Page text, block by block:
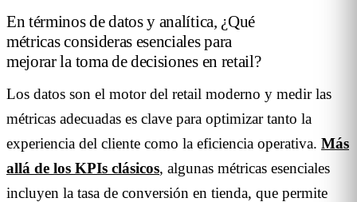
En términos de datos y analítica, ¿Qué
métricas consideras esenciales para
mejorar la toma de decisiones en retail?
Los datos son el motor del retail moderno y medir las
métricas adecuadas es clave para optimizar tanto la
experiencia del cliente como la eficiencia operativa. Más
allá de los KPIs clásicos, algunas métricas esenciales
incluyen la tasa de conversión en tienda, que permite